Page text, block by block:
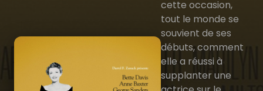
cette occasion,
tout le monde se
souvient de ses
débuts, comment
elle a réussi à
supplanter une